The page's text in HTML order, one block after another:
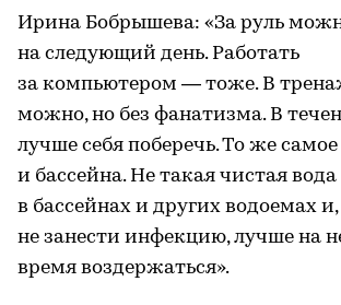
Ирина Бобрышева: «За руль
на следующий день. Работать
за компьютером — тоже. В
можно, но без фанатизма. В
лучше себя поберечь. То же самое
и бассейна. Не такая чистая
в бассейнах и других водоемах
не занести инфекцию, лучше на
время воздержаться».